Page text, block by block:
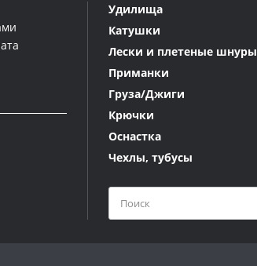
Удилища
Катушки
Лески и плетеные шнуры
Приманки
Груза/Джиги
Крючки
Оснастка
Чехлы, тубусы